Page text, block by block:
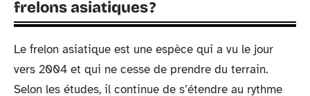
frelons asiatiques ?
Le frelon asiatique est une espèce qui a vu le jour
vers 2004 et qui ne cesse de prendre du terrain.
Selon les études, il continue de s’étendre au rythme